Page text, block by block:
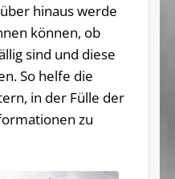
hinaus werde
können, ob
sind und diese
So helfe die
in der Fülle der
zu